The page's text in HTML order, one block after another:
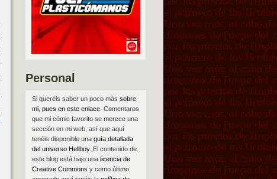
Personal
Si queréis saber un poco más sobre
mi, pues en este enlace. Comentaros
que mi cómic favorito se merece una
sección en mi web, así que aquí
tenéis disponible una guía detallada
del universo Hellboy. El contenido de
este blog está bajo una licencia de
Creative Commons y como último